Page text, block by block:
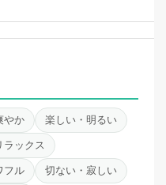
やか 楽しい・明るい
ラックス
フル 切ない・寂しい